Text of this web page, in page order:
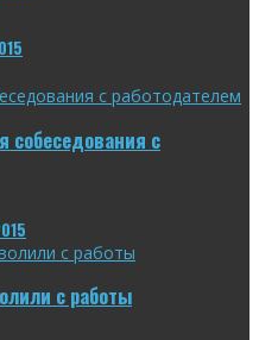
собеседования с
с работы